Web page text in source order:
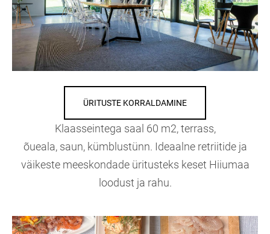
ÜRITUSTE KORRALDAMINE
Klaasseintega saal 60 m2, terrass,
õueala, saun, kümblustünn. Ideaalne retriitide ja
väikeste meeskondade üritusteks keset Hiiumaa
loodust ja rahu.